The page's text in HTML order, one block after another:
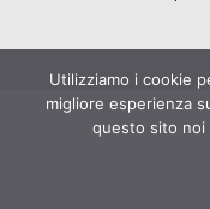
Utilizziamo i cookie
migliore esperienza
questo sito noi